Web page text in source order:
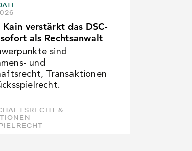
verstärkt das DSC-
als Rechtsanwalt
sind
und
Transaktionen
&